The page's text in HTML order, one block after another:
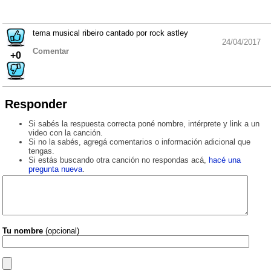
+0
tema musical ribeiro cantado por rock astley
24/04/2017
Comentar
Responder
Si sabés la respuesta correcta poné nombre, intérprete y link a un
video con la canción.
Si no la sabés, agregá comentarios o información adicional que
tengas.
Si estás buscando otra canción no respondas acá, hacé una
pregunta nueva.
Tu nombre (opcional)